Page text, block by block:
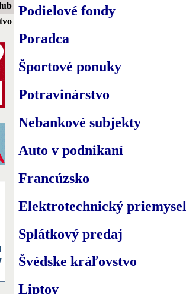
Podielové fondy
Poradca
Športové ponuky
Potravinárstvo
Nebankové subjekty
Auto v podnikaní
Francúzsko
Elektrotechnický priemysel
Splátkový predaj
Švédske kráľovstvo
Liptov